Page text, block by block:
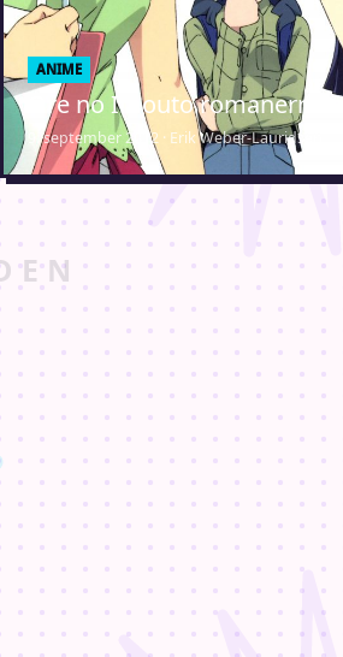
ANIME
Ore no Imouto romanerne
9. september 2012 · Erik Weber-Lauridsen